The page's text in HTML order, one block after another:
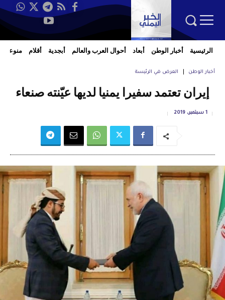
الرئيسية أخبار الوطن أبعاد أحوال العرب والعالم أبجدية أقلام منوعات
أخبار الوطن العرض في الرئيسة
إيران تعتمد سفيرا يمنيا لديها عيّنته صنعاء
1 سبتمبر، 2019